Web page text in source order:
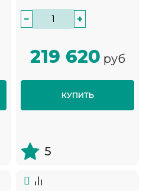
− +
219 620 руб
КУПИТЬ
5